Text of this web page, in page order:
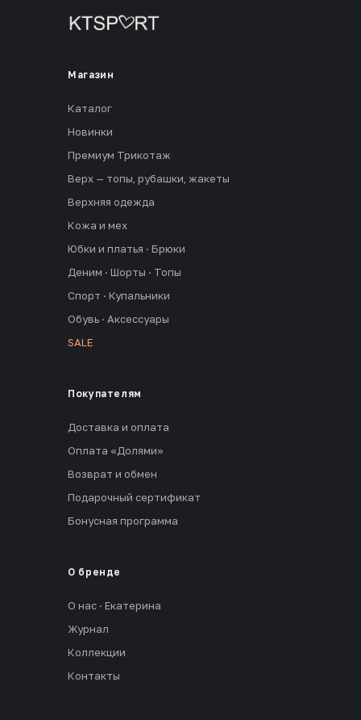
Магазин
Каталог
Новинки
Премиум Трикотаж
Верх — топы, рубашки, жакеты
Верхняя одежда
Кожа и мех
Юбки и платья · Брюки
Деним · Шорты · Топы
Спорт · Купальники
Обувь · Аксессуары
SALE
Покупателям
Доставка и оплата
Оплата «Долями»
Возврат и обмен
Подарочный сертификат
Бонусная программа
О бренде
О нас · Екатерина
Журнал
Коллекции
Контакты